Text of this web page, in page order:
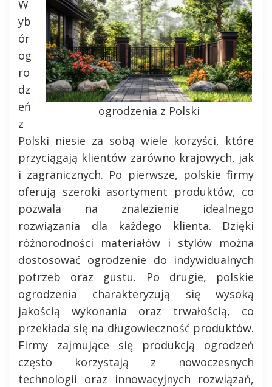
ogrodzenia z Polski
W
yb
ór
og
ro
dz
eń
z
Polski niesie za sobą wiele korzyści, które
przyciągają klientów zarówno krajowych, jak
i zagranicznych. Po pierwsze, polskie firmy
oferują szeroki asortyment produktów, co
pozwala na znalezienie idealnego
rozwiązania dla każdego klienta. Dzięki
różnorodności materiałów i stylów można
dostosować ogrodzenie do indywidualnych
potrzeb oraz gustu. Po drugie, polskie
ogrodzenia charakteryzują się wysoką
jakością wykonania oraz trwałością, co
przekłada się na długowieczność produktów.
Firmy zajmujące się produkcją ogrodzeń
często korzystają z nowoczesnych
technologii oraz innowacyjnych rozwiązań,